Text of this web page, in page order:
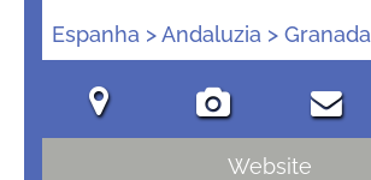
Espanha > Andaluzia > Granada
Website